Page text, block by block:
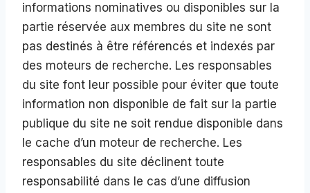
informations nominatives ou disponibles sur la
partie réservée aux membres du site ne sont
pas destinés à être référencés et indexés par
des moteurs de recherche. Les responsables
du site font leur possible pour éviter que toute
information non disponible de fait sur la partie
publique du site ne soit rendue disponible dans
le cache d’un moteur de recherche. Les
responsables du site déclinent toute
responsabilité dans le cas d’une diffusion